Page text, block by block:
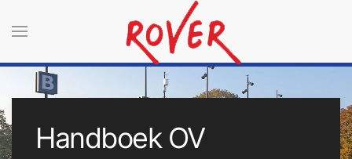
Terug naar hoofdinhoud
Handboek OV